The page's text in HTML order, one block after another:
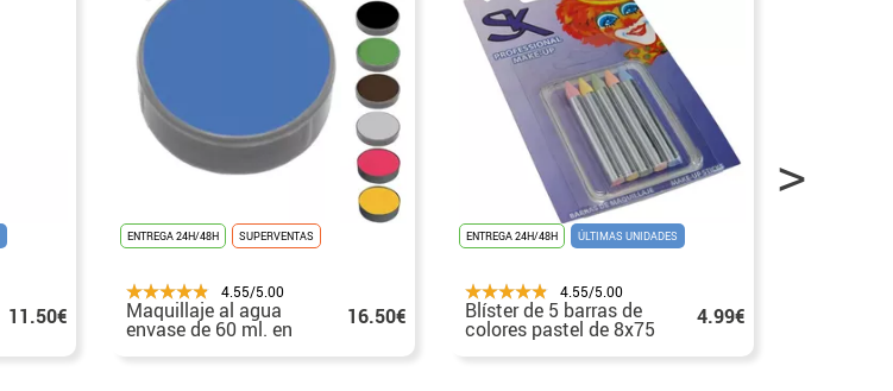
11.50€
ENTREGA 24H/48H SUPERVENTAS
4.55/5.00
Maquillaje al agua
envase de 60 ml. en 16.50€
ENTREGA 24H/48H ÚLTIMAS UNIDADES
4.55/5.00
Blíster de 5 barras de
colores pastel de 8x75 4.99€